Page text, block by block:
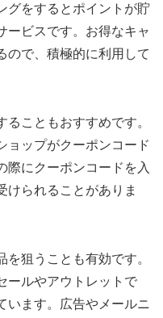
グをするとポイントが貯
ービスです。お得なキャ
ので、積極的に利用して
こともおすすめです。
ョップがクーポンコード
際にクーポンコードを入
けられることがありま
狙うことも有効です。
ールやアウトレットで
います。広告やメールニ